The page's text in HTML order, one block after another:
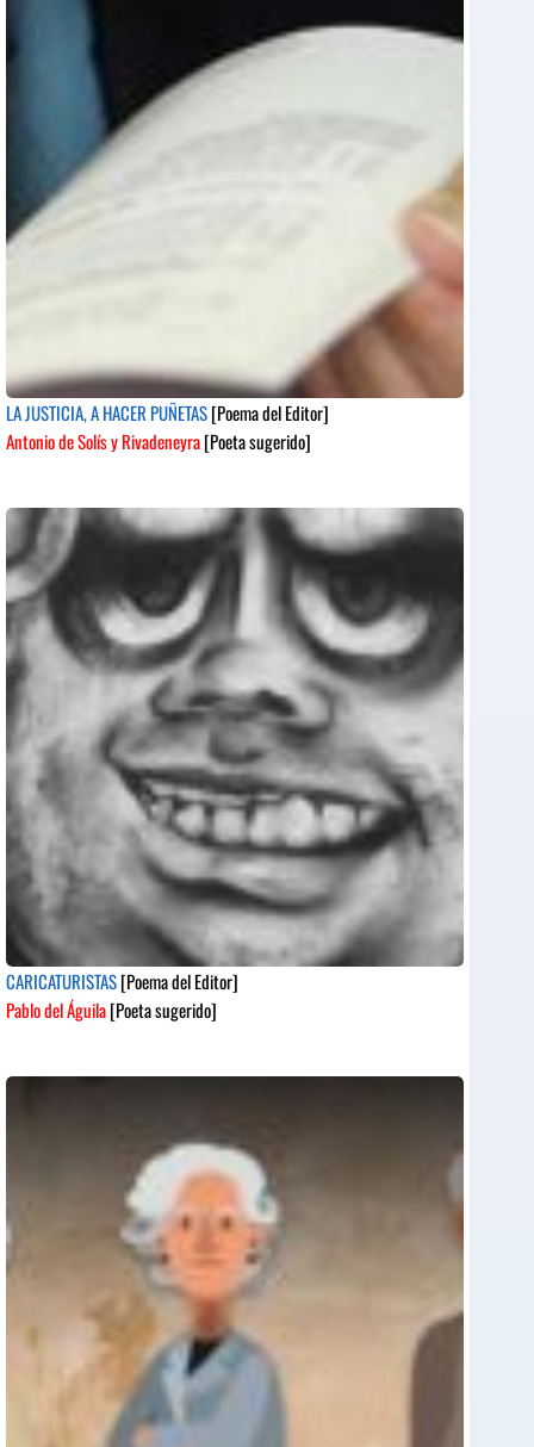
LA JUSTICIA, A HACER PUÑETAS[Poema del Editor]
Antonio de Solís y Rivadeneyra[Poeta sugerido]
CARICATURISTAS[Poema del Editor]
Pablo del Águila[Poeta sugerido]